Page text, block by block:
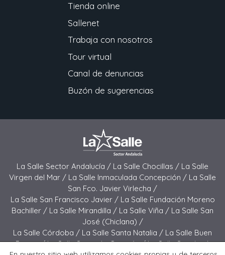
Tienda online
Sallenet
Trabaja con nosotros
Tour virtual
Canal de denuncias
Buzón de sugerencias
La Salle Sector Andalucía / La Salle Chocillas / La Salle
Virgen del Mar / La Salle Inmaculada Concepción / La Salle
San Fco. Javier Virlecha /
La Salle San Francisco Javier / La Salle Fundación Moreno
Bachiller / La Salle Mirandilla / La Salle Viña / La Salle San
José (Chiclana) /
La Salle Córdoba / La Salle Santa Natalia / La Salle Buen
Pastor /La Salle Sagrado Corazón /La Salle San José